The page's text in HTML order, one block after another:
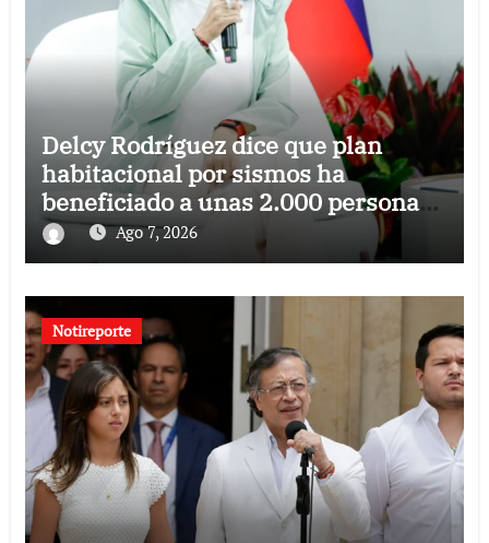
Delcy Rodríguez dice que plan
habitacional por sismos ha
beneficiado a unas 2.000 personas
en una semana
Ago 7, 2026
Notireporte